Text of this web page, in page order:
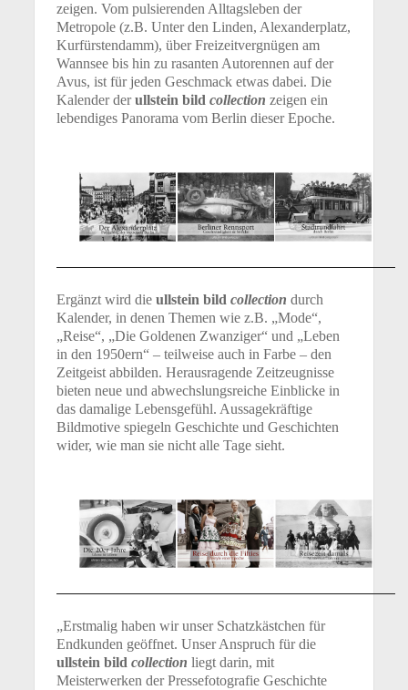
zeigen. Vom pulsierenden Alltagsleben der
Metropole (z.B. Unter den Linden, Alexanderplatz,
Kurfürstendamm), über Freizeitvergnügen am
Wannsee bis hin zu rasanten Autorennen auf der
Avus, ist für jeden Geschmack etwas dabei. Die
Kalender derullstein bildcollection zeigen ein
lebendiges Panorama vom Berlin dieser Epoche.
Ergänzt wird dieullstein bildcollection durch
Kalender, in denen Themen wie z.B. „Mode“,
„Reise“, „Die Goldenen Zwanziger“ und „Leben
in den 1950ern“ – teilweise auch in Farbe – den
Zeitgeist abbilden. Herausragende Zeitzeugnisse
bieten neue und abwechslungsreiche Einblicke in
das damalige Lebensgefühl. Aussagekräftige
Bildmotive spiegeln Geschichte und Geschichten
wider, wie man sie nicht alle Tage sieht.
„Erstmalig haben wir unser Schatzkästchen für
Endkunden geöffnet. Unser Anspruch für die
ullstein bildcollection liegt darin, mit
Meisterwerken der Pressefotografie Geschichte